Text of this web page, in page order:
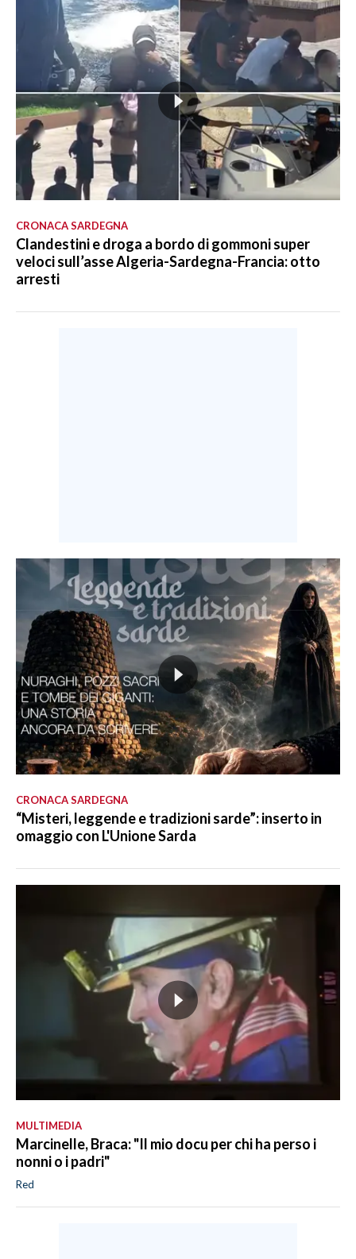
CRONACA SARDEGNA
Clandestini e droga a bordo di gommoni super
veloci sull’asse Algeria-Sardegna-Francia: otto
arresti
CRONACA SARDEGNA
“Misteri, leggende e tradizioni sarde”: inserto in
omaggio con L'Unione Sarda
MULTIMEDIA
Marcinelle, Braca: "Il mio docu per chi ha perso i
nonni o i padri"
Red